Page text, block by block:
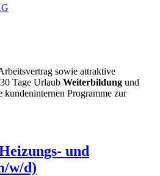
sowie attraktive
Tage Urlaub Weiterbildung und
Programme zur
und
w/d)